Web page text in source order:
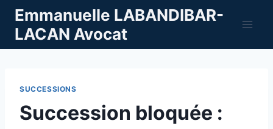
Aller
contenu
Emmanuelle LABANDIBAR-
LACAN Avocat
SUCCESSIONS
Succession bloquée :